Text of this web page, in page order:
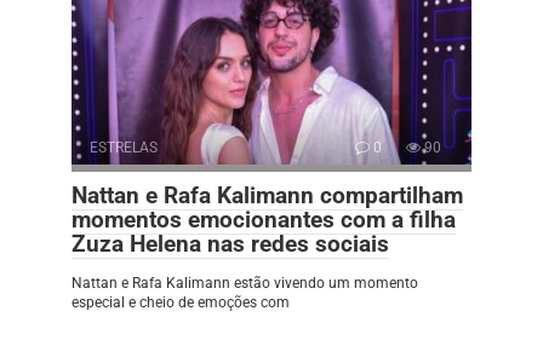
ESTRELAS 0 90
Nattan e Rafa Kalimann compartilham
momentos emocionantes com a filha
Zuza Helena nas redes sociais
Nattan e Rafa Kalimann estão vivendo um momento
especial e cheio de emoções com